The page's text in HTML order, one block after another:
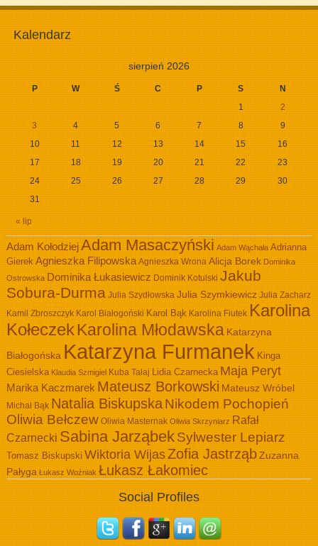
Kalendarz
sierpień 2026
P W Ś C P S N
« lip
1
2
3
4 5 6 7 8
9
10
11 12 13 14 15
16
17
18 19 20 21 22
23
24
25 26 27 28 29
30
31
Adam KołodziejAdam Masaczyński Adam Wąchała Adrianna
Gierek Agnieszka Filipowska Agnieszka Wrona Alicja Borek Dominika
Ostrowska Dominika Łukasiewicz Dominik Kotulski Jakub
Sobura-Durma Julia Szydłowska Julia Szymkiewicz Julia Zacharz
Kamil Zbroszczyk Karol Białogoński Karol Bąk Karolina Fiutek Karolina
KołeczekKarolina Młodawska Katarzyna
Białogońska Katarzyna Furmanek Kinga
Ciesielska Klaudia Szmigiel Kuba Tałaj Lidia Czarnecka Maja Peryt
Marika Kaczmarek Mateusz Borkowski Mateusz Wróbel
Michał Bąk Natalia BiskupskaNikodem Pochopień
Oliwia Bełczew Oliwia Masternak Oliwia Skrzyniarz Rafał
Czarnecki Sabina JarząbekSylwester Lepiarz
Tomasz Biskupski Wiktoria WijasZofia JastrząbZuzanna
Pałyga Łukasz Woźniak Łukasz Łakomiec
Social Profiles